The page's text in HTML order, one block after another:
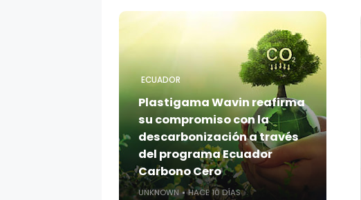
ECUADOR
Plastigama Wavin reafirma
su compromiso con la
descarbonización a través
del programa Ecuador
Carbono Cero
UNKNOWN HACE 10 DÍAS